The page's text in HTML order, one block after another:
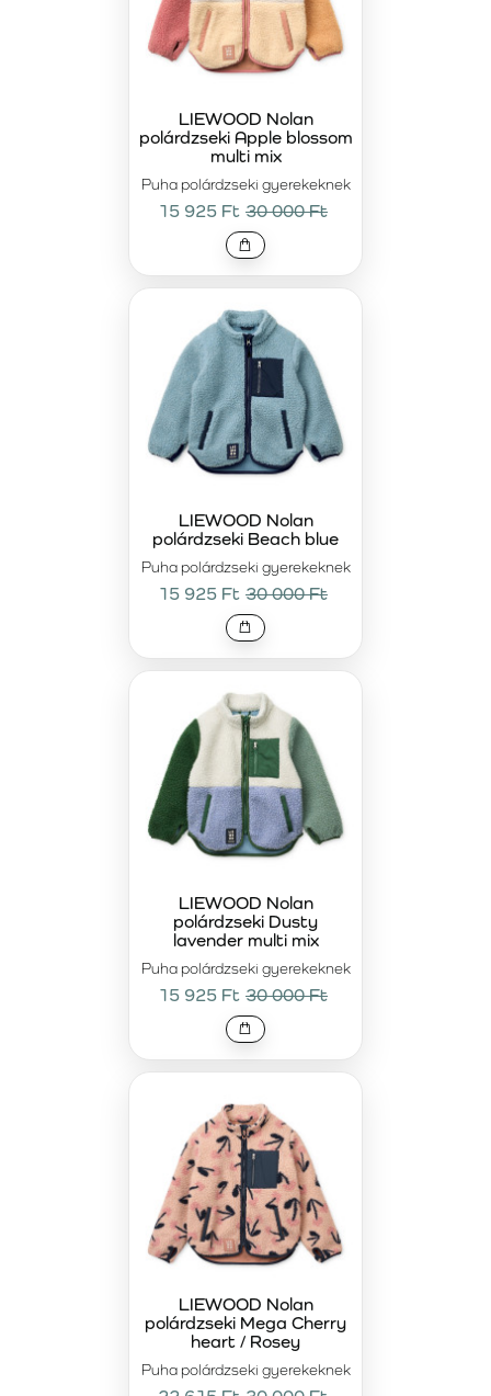
Puha polárdzseki gyerekeknek
LIEWOOD Nolan
polárdzseki Apple blossom
multi mix
15 925 Ft 30 000 Ft
Puha polárdzseki gyerekeknek
LIEWOOD Nolan
polárdzseki Beach blue
15 925 Ft 30 000 Ft
Puha polárdzseki gyerekeknek
LIEWOOD Nolan
polárdzseki Dusty
lavender multi mix
15 925 Ft 30 000 Ft
Puha polárdzseki gyerekeknek
LIEWOOD Nolan
polárdzseki Mega Cherry
heart / Rosey